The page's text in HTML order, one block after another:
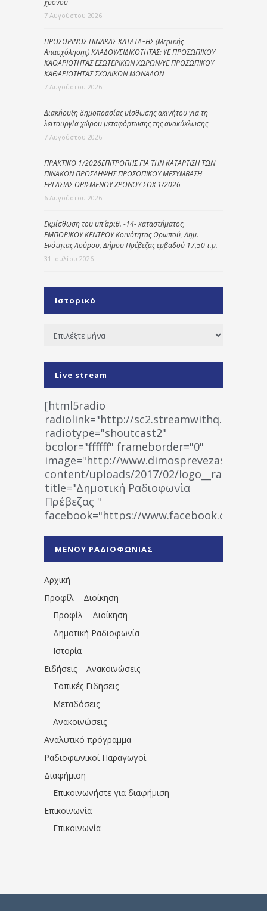
7 Αυγούστου 2026
ΠΡΟΣΩΡΙΝΟΣ ΠΙΝΑΚΑΣ ΚΑΤΑΤΑΞΗΣ (Μερικής
Απασχόλησης) ΚΛΑΔΟΥ/ΕΙΔΙΚΟΤΗΤΑΣ: ΥΕ ΠΡΟΣΩΠΙΚΟΥ
ΚΑΘΑΡΙΟΤΗΤΑΣ ΕΣΩΤΕΡΙΚΩΝ ΧΩΡΩΝ/ΥΕ ΠΡΟΣΩΠΙΚΟΥ
ΚΑΘΑΡΙΟΤΗΤΑΣ ΣΧΟΛΙΚΩΝ ΜΟΝΑΔΩΝ
7 Αυγούστου 2026
Διακήρυξη δημοπρασίας μίσθωσης ακινήτου για τη
λειτουργία χώρου μεταφόρτωσης της ανακύκλωσης
7 Αυγούστου 2026
ΠΡΑΚΤΙΚΟ 1/2026ΕΠΙΤΡΟΠΗΣ ΓΙΑ ΤΗΝ ΚΑΤΑΡΤΙΣΗ ΤΩΝ
ΠΙΝΑΚΩΝ ΠΡΟΣΛΗΨΗΣ ΠΡΟΣΩΠΙΚΟΥ ΜΕΣΥΜΒΑΣΗ
ΕΡΓΑΣΙΑΣ ΟΡΙΣΜΕΝΟΥ ΧΡΟΝΟΥ ΣΟΧ 1/2026
6 Αυγούστου 2026
Εκμίσθωση του υπ΄ αριθ. -14- καταστήματος,
ΕΜΠΟΡΙΚΟΥ ΚΕΝΤΡΟΥ Κοινότητας Ωρωπού, Δημ.
Ενότητας Λούρου, Δήμου Πρέβεζας εμβαδού 17,50 τ.μ.
31 Ιουλίου 2026
Ιστορικό
Ιστορικό
Live stream
[html5radio
radiolink="http://
radiotype="shoutcast2"
bcolor="ffffff" frameborder="0"
image="http://www.dimosprevezas.gr/wp-
content/uploads/2017/02/
title="Δημοτική Ραδιοφωνία
Πρέβεζας "
facebook="https://www.facebook.com/
1531194763766854/" artist="" ]
ΜΕΝΟΥ ΡΑΔΙΟΦΩΝΙΑΣ
Αρχική
Προφίλ – Διοίκηση
Προφίλ – Διοίκηση
Δημοτική Ραδιοφωνία
Ιστορία
Ειδήσεις – Ανακοινώσεις
Τοπικές Ειδήσεις
Μεταδόσεις
Ανακοινώσεις
Αναλυτικό πρόγραμμα
Ραδιοφωνικοί Παραγωγοί
Διαφήμιση
Επικοινωνήστε για διαφήμιση
Επικοινωνία
Επικοινωνία